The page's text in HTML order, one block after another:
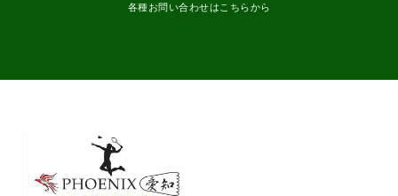
各種お問い合わせはこちらから